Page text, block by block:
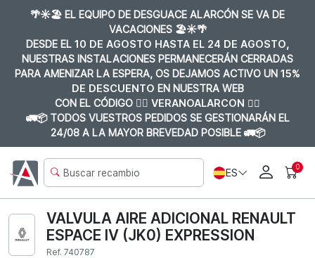
🌴☀️🏖️ EL EQUIPO DE DESGUACE ALARCÓN SE VA DE
VACACIONES 🏖️☀️🌴
DESDE EL 10 DE AGOSTO HASTA EL 24 DE AGOSTO,
NUESTRAS INSTALACIONES PERMANECERÁN CERRADAS
PARA AMENIZAR LA ESPERA, OS DEJAMOS ACTIVO UN 15%
DE DESCUENTO EN NUESTRA WEB
CON EL CÓDIGO 👉🏼 VERANOALARCON 👈🏼
🚛📦 TODOS VUESTROS PEDIDOS SE GESTIONARÁN EL
24/08 A LA MAYOR BREVEDAD POSIBLE 🚛📦
ES 0
VALVULA AIRE ADICIONAL RENAULT
ESPACE IV (JK0) EXPRESSION
Ref. 740787